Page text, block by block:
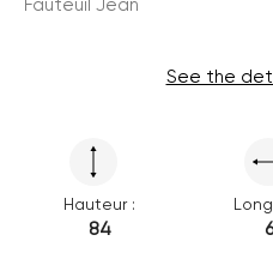
Fauteuil Jean
See the
Hauteur :
84